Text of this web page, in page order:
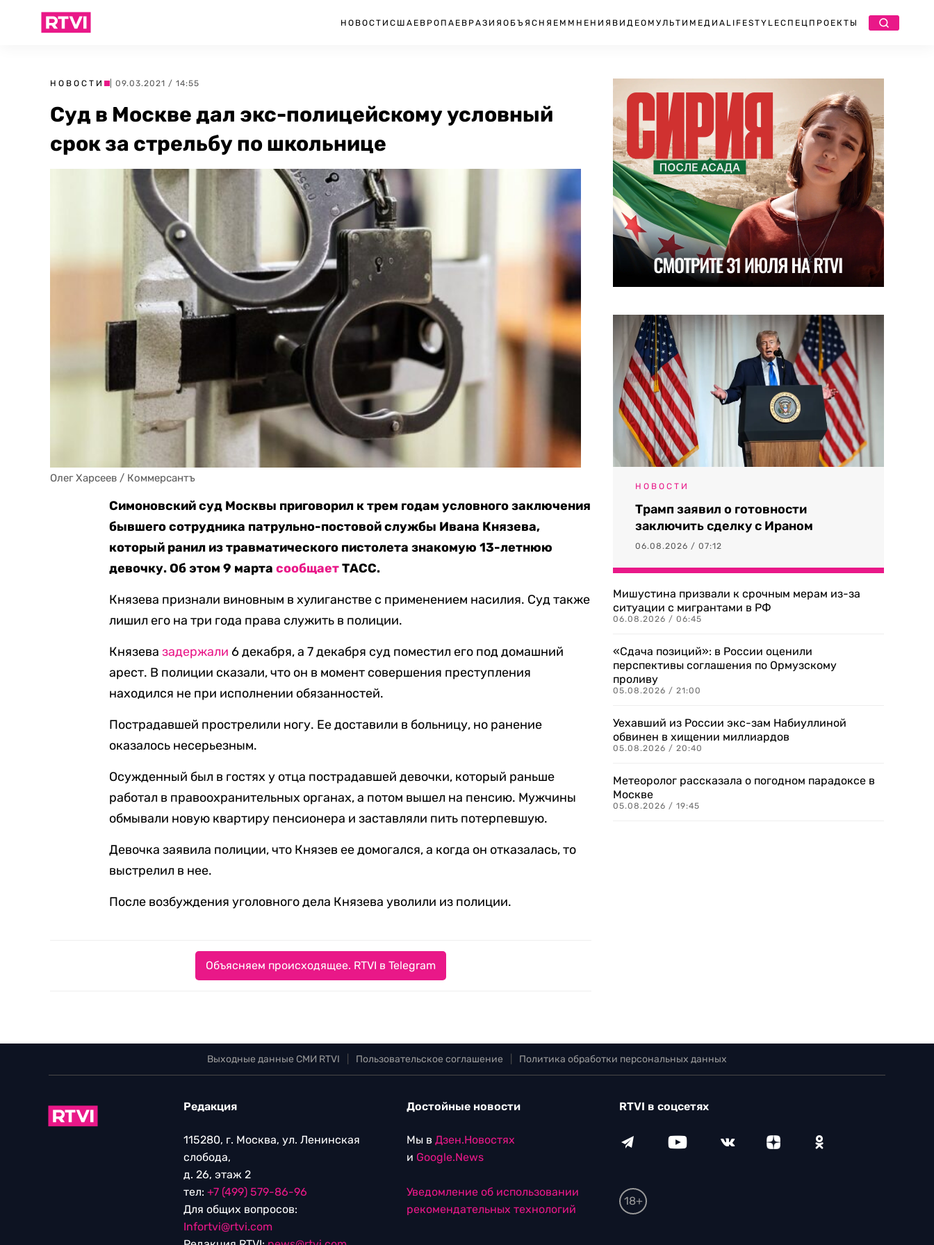
НОВОСТИ США ЕВРОПА ЕВРАЗИЯ ОБЪЯСНЯЕМ МНЕНИЯ ВИДЕО МУЛЬТИМЕДИА LIFESTYLEСПЕЦПРОЕКТЫ
НОВОСТИ | 09.03.2021 / 14:55
Суд в Москве дал экс-полицейскому условный
срок за стрельбу по школьнице
Олег Харсеев / Коммерсантъ
Симоновский суд Москвы приговорил к трем годам условного заключения
бывшего сотрудника патрульно-постовой службы Ивана Князева,
который ранил из травматического пистолета знакомую 13-летнюю
девочку. Об этом 9 мартасообщаетТАСС.
Князева признали виновным в хулиганстве с применением насилия. Суд также
лишил его на три года права служить в полиции.
Князевазадержали 6 декабря, а 7 декабря суд поместил его под домашний
арест. В полиции сказали, что он в момент совершения преступления
находился не при исполнении обязанностей.
Пострадавшей прострелили ногу. Ее доставили в больницу, но ранение
оказалось несерьезным.
Осужденный был в гостях у отца пострадавшей девочки, который раньше
работал в правоохранительных органах, а потом вышел на пенсию. Мужчины
обмывали новую квартиру пенсионера и заставляли пить потерпевшую.
Девочка заявила полиции, что Князев ее домогался, а когда он отказалась, то
выстрелил в нее.
После возбуждения уголовного дела Князева уволили из полиции.
Объясняем происходящее. RTVI в Telegram
НОВОСТИ
Трамп заявил о готовности
заключить сделку с Ираном
06.08.2026 / 07:12
Мишустина призвали к срочным мерам из-за
ситуации с мигрантами в РФ
06.08.2026 / 06:45
«Сдача позиций»: в России оценили
перспективы соглашения по Ормузскому
проливу
05.08.2026 / 21:00
Уехавший из России экс-зам Набиуллиной
обвинен в хищении миллиардов
05.08.2026 / 20:40
Метеоролог рассказала о погодном парадоксе в
Москве
05.08.2026 / 19:45
Выходные данные СМИ RTVI Пользовательское соглашение Политика обработки персональных данных
Редакция
115280, г. Москва, ул. Ленинская
слобода,
д. 26, этаж 2
тел: +7 (499) 579-86-96
Для общих вопросов:
Infortvi@rtvi.com
Достойные новости
Мы в Дзен.Новостях
и Google.News
Уведомление об использовании
рекомендательных технологий
RTVI в соцсетях
18+